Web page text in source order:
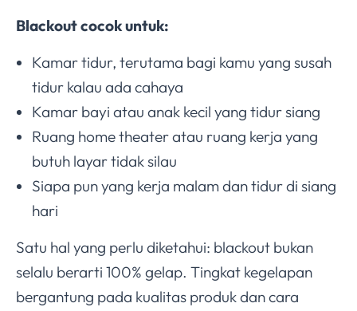
Blackout cocok untuk:
Kamar tidur, terutama bagi kamu yang susah
tidur kalau ada cahaya
Kamar bayi atau anak kecil yang tidur siang
Ruang home theater atau ruang kerja yang
butuh layar tidak silau
Siapa pun yang kerja malam dan tidur di siang
hari
Satu hal yang perlu diketahui: blackout bukan
selalu berarti 100% gelap. Tingkat kegelapan
bergantung pada kualitas produk dan cara